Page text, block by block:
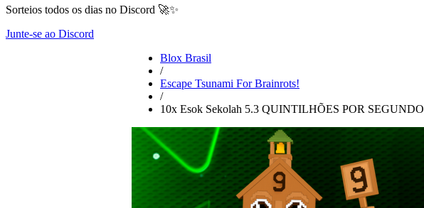
Sorteios todos os dias no Discord 🚀✨
Junte-se ao Discord
Blox Brasil
/
Escape Tsunami For Brainrots!
/
10x Esok Sekolah 5.3 QUINTILHÕES POR SEGUNDO